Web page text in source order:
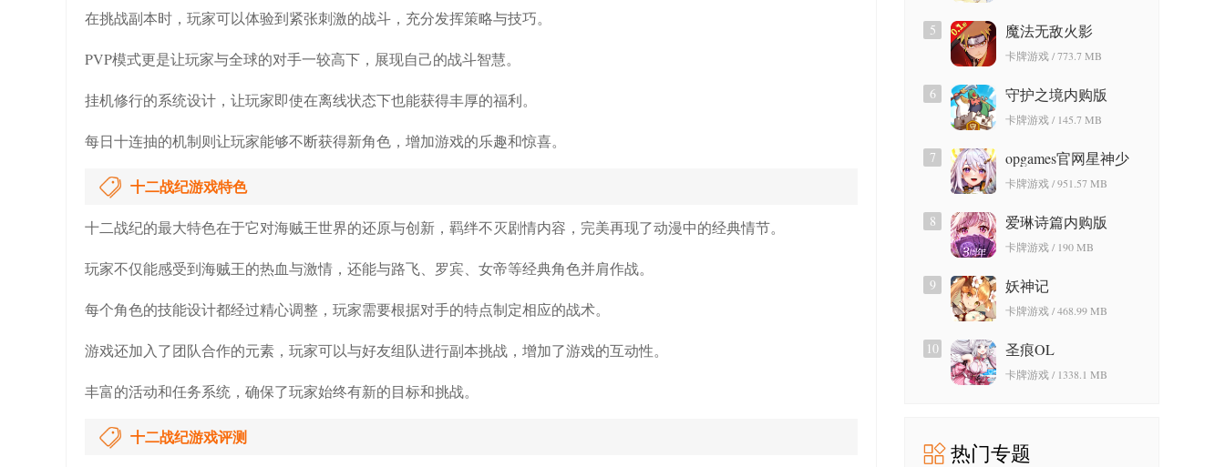
在挑战副本时，玩家可以体验到紧张刺激的战斗，充分发挥策略与技巧。
PVP模式更是让玩家与全球的对手一较高下，展现自己的战斗智慧。
挂机修行的系统设计，让玩家即使在离线状态下也能获得丰厚的福利。
每日十连抽的机制则让玩家能够不断获得新角色，增加游戏的乐趣和惊喜。
十二战纪游戏特色
十二战纪的最大特色在于它对海贼王世界的还原与创新，羁绊不灭剧情内容，完美再现了动漫中的经典情节。
玩家不仅能感受到海贼王的热血与激情，还能与路飞、罗宾、女帝等经典角色并肩作战。
每个角色的技能设计都经过精心调整，玩家需要根据对手的特点制定相应的战术。
游戏还加入了团队合作的元素，玩家可以与好友组队进行副本挑战，增加了游戏的互动性。
丰富的活动和任务系统，确保了玩家始终有新的目标和挑战。
十二战纪游戏评测
5 魔法无敌火影
卡牌游戏 / 773.7 MB
6 守护之境内购版
卡牌游戏 / 145.7 MB
7
opgames官网星神少
女
卡牌游戏 / 951.57 MB
8 爱琳诗篇内购版
卡牌游戏 / 190 MB
9 妖神记
卡牌游戏 / 468.99 MB
10 圣痕OL
卡牌游戏 / 1338.1 MB
热门专题